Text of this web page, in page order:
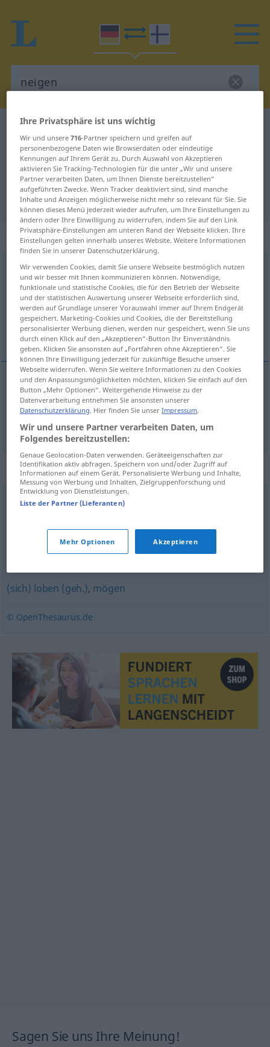
Deutsch-Finnisch Wörterbuch
Deutsch-Finnisch Übersetzung für
"neigen"
"neigen" Finnisch Übersetzung
„neigen“
neigen
Übersicht aller Übersetzungen
(Für mehr Details die Übersetzung anklicken/antippen)
kallistaa, taivuttaa, olla taipuvainen
kallistaa,taivuttaa neigen
ollataipuvainen neigen FIG
Synonyme für "neigen"
stürzen,(sich) senken,abfallen
,bröckeln (ugs.)
(sich) loben (geh.), mögen
© OpenThesaurus.de
Sagen Sie uns Ihre Meinung!
Ihre Privatsphäre ist uns wichtig
Wir und unsere716-Partner speichern und greifen auf
personenbezogene Daten wie Browserdaten oder eindeutige
Kennungen auf Ihrem Gerät zu. Durch Auswahl von Akzeptieren
aktivieren Sie Tracking-Technologien für die unter „Wir und unsere
Partner verarbeiten Daten, um Ihnen Dienste bereitzustellen“
aufgeführten Zwecke. Wenn Tracker deaktiviert sind, sind manche
Inhalte und Anzeigen möglicherweise nicht mehr so relevant für Sie. Sie
können dieses Menü jederzeit wieder aufrufen, um Ihre Einstellungen zu
ändern oder Ihre Einwilligung zu widerrufen, indem Sie auf den Link
Privatsphäre-Einstellungen am unteren Rand der Webseite klicken. Ihre
Einstellungen gelten innerhalb unseres Website. Weitere Informationen
finden Sie in unserer Datenschutzerklärung.
Wir verwenden Cookies, damit Sie unsere Webseite bestmöglich nutzen
und wir besser mit Ihnen kommunizieren können. Notwendige,
funktionale und statistische Cookies, die für den Betrieb der Webseite
und der statistischen Auswertung unserer Webseite erforderlich sind,
werden auf Grundlage unserer Vorauswahl immer auf Ihrem Endgerät
gespeichert. Marketing-Cookies und Cookies, die der Bereitstellung
personalisierter Werbung dienen, werden nur gespeichert, wenn Sie uns
durch einen Klick auf den „Akzeptieren“-Button Ihr Einverständnis
geben. Klicken Sie ansonsten auf „Fortfahren ohne Akzeptieren“. Sie
können Ihre Einwilligung jederzeit für zukünftige Besuche unserer
Webseite widerrufen. Wenn Sie weitere Informationen zu den Cookies
und den Anpassungsmöglichkeiten möchten, klicken Sie einfach auf den
Button „Mehr Optionen“. Weitergehende Hinweise zu der
Datenverarbeitung entnehmen Sie ansonsten unserer
Datenschutzerklärung. Hier finden Sie unserImpressum.
Wir und unsere Partner verarbeiten Daten, um
Folgendes bereitzustellen:
Genaue Geolocation-Daten verwenden. Geräteeigenschaften zur
Identifikation aktiv abfragen. Speichern von und/oder Zugriff auf
Informationen auf einem Gerät. Personalisierte Werbung und Inhalte,
Messung von Werbung und Inhalten, Zielgruppenforschung und
Entwicklung von Dienstleistungen.
Liste der Partner (Lieferanten)
Mehr Optionen Akzeptieren